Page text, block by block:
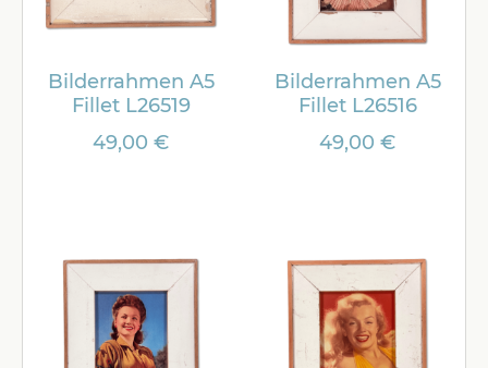
Bilderrahmen A5
Fillet L26519
49,00 €
Bilderrahmen A5
Fillet L26516
49,00 €